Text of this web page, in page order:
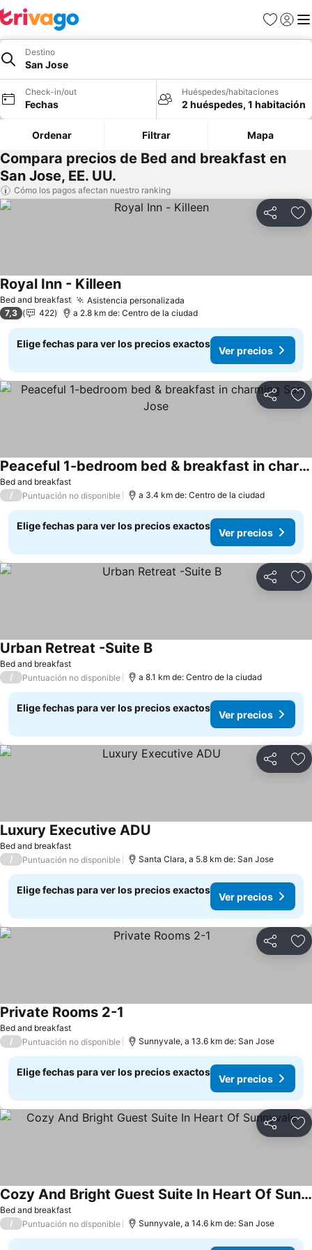
Favoritos
Iniciar
Destino
San Jose
Check-in/out
Fechas
Huéspedes/habitaciones
2 huéspedes, 1 habitación
Ordenar Filtrar Mapa
Compara precios de Bed and breakfast en
San Jose, EE. UU.
Cómo los pagos afectan nuestro ranking
Compartir
Bed and breakfast Asistencia personalizada
Royal Inn - KilleenVer precios
7,3 422 a 2.8 km de: Centro de la ciudad
Elige fechas para ver los precios exactos
Ver precios
Compartir
Bed and breakfast
Peaceful 1-bedroom bed & breakfast in charming San Jose
Ver precios
/ Puntuación no disponible a 3.4 km de: Centro de la ciudad
Elige fechas para ver los precios exactos
Ver precios
Compartir
Bed and breakfast
Urban Retreat -Suite BVer precios
/ Puntuación no disponible a 8.1 km de: Centro de la ciudad
Elige fechas para ver los precios exactos
Ver precios
Compartir
Bed and breakfast
Luxury Executive ADU
/ Puntuación no disponible Santa Clara, a 5.8 km de: San Jose
Elige fechas para ver los precios exactos
Ver precios
Compartir
Bed and breakfast
Private Rooms 2-1
/ Puntuación no disponible Sunnyvale, a 13.6 km de: San Jose
Elige fechas para ver los precios exactos
Ver precios
Compartir
Bed and breakfast
Cozy And Bright Guest Suite In Heart Of Sunnyvale
Ver precios
/ Puntuación no disponible Sunnyvale, a 14.6 km de: San Jose